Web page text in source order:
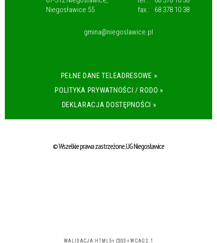
Niegosławice 55
fax.:
68 378 10 38
gmina@niegoslawice.pl
PEŁNE DANE TELEADRESOWE »
POLITYKA PRYWATNOŚCI / RODO »
DEKLARACJA DOSTĘPNOŚCI »
© Wszelkie prawa zastrzeżone, UG Niegosławice
WALIDACJA: HTML5+ CSS3 +WCAG 2.1